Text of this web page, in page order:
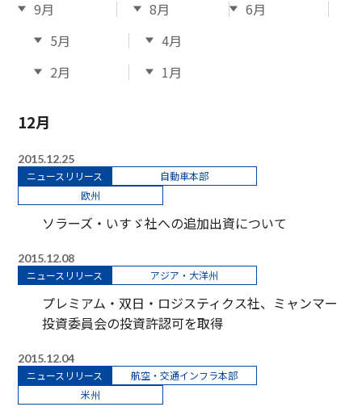
9月
8月
6月
5月
4月
2月
1月
12月
2015.12.25
ニュースリリース
自動車本部
欧州
ソラーズ・いすゞ社への追加出資について
2015.12.08
ニュースリリース
アジア・大洋州
プレミアム・双日・ロジスティクス社、ミャンマー
投資委員会の投資許認可を取得
2015.12.04
ニュースリリース
航空・交通インフラ本部
米州